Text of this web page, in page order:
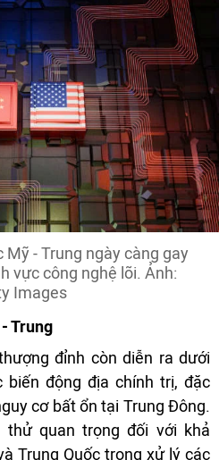
- Trung ngày càng gay
vực công nghệ lõi. Ảnh:
Images
Trung
đỉnh còn diễn ra dưới
biến động địa chính trị, đặc
cơ bất ổn tại Trung Đông.
quan trọng đối với khả
Trung Quốc trong xử lý các